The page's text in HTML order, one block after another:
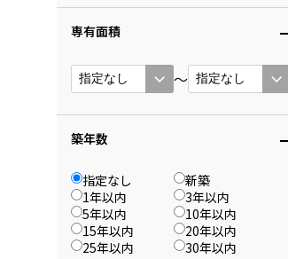
専有面積
〜
築年数
指定なし
新築
1年以内
3年以内
5年以内
10年以内
15年以内
20年以内
25年以内
30年以内